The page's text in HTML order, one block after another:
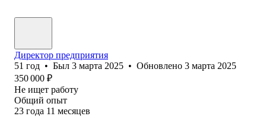
Директор предприятия
51 год • Был 3 марта 2025 • Обновлено 3 марта 2025
350 000 ₽
Не ищет работу
Общий опыт
23 года 11 месяцев